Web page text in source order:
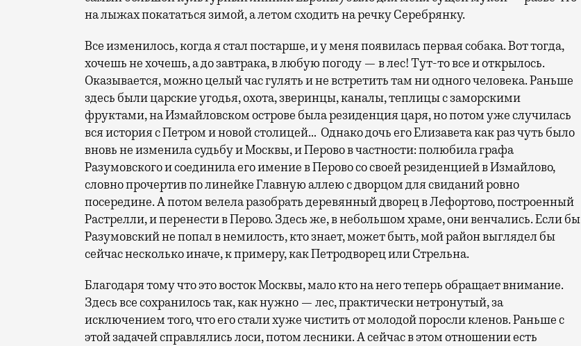
на лыжах покататься зимой, а летом сходить на речку Серебрянку.
Все изменилось, когда я стал постарше, и у меня появилась первая собака. Вот тогда,
хочешь не хочешь, а до завтрака, в любую погоду — в лес! Тут-то все и открылось.
Оказывается, можно целый час гулять и не встретить там ни одного человека. Раньше
здесь были царские угодья, охота, зверинцы, каналы, теплицы с заморскими
фруктами, на Измайловском острове была резиденция царя, но потом уже случилась
вся история с Петром и новой столицей… Однако дочь его Елизавета как раз чуть было
вновь не изменила судьбу и Москвы, и Перово в частности: полюбила графа
Разумовского и соединила его имение в Перово со своей резиденцией в Измайлово,
словно прочертив по линейке Главную аллею с дворцом для свиданий ровно
посередине. А потом велела разобрать деревянный дворец в Лефортово, построенный
Растрелли, и перенести в Перово. Здесь же, в небольшом храме, они венчались. Если бы
Разумовский не попал в немилость, кто знает, может быть, мой район выглядел бы
сейчас несколько иначе, к примеру, как Петродворец или Стрельна.
Благодаря тому что это восток Москвы, мало кто на него теперь обращает внимание.
Здесь все сохранилось так, как нужно — лес, практически нетронутый, за
исключением того, что его стали хуже чистить от молодой поросли кленов. Раньше с
этой задачей справлялись лоси, потом лесники. А сейчас в этом отношении есть